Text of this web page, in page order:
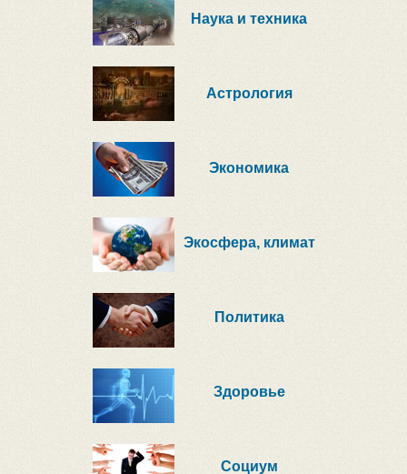
Наука и техника
Астрология
Экономика
Экосфера, климат
Политика
Здоровье
Социум